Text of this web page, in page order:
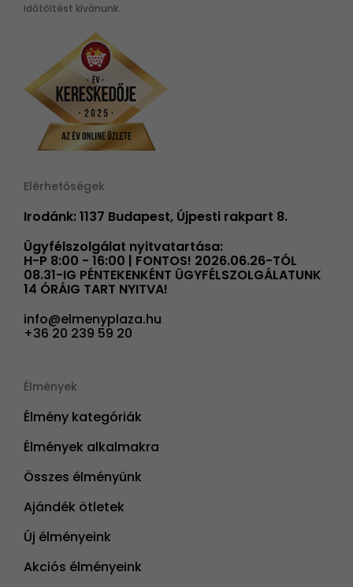
időtöltést kívánunk.
Elérhetőségek
Irodánk: 1137 Budapest, Újpesti rakpart 8.
Ügyfélszolgálat nyitvatartása:
H-P 8:00 - 16:00 | FONTOS! 2026.06.26-TÓL
08.31-IG PÉNTEKENKÉNT ÜGYFÉLSZOLGÁLATUNK
14 ÓRÁIG TART NYITVA!
info@elmenyplaza.hu
+36 20 239 59 20
Élmények
Élmény kategóriák
Élmények alkalmakra
Összes élményünk
Ajándék ötletek
Új élményeink
Akciós élményeink